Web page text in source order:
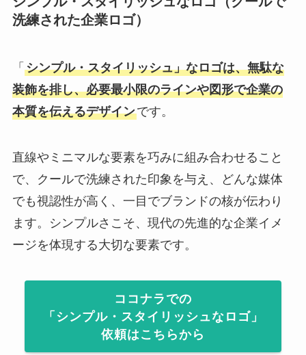
洗練された企業ロゴ）
「 シンプル・スタイリッシュ」なロゴは、無駄な
装飾を排し、必要最小限のラインや図形で企業の
本質を伝えるデザインです。
直線やミニマルな要素を巧みに組み合わせること
で、クールで洗練された印象を与え、どんな媒体
でも視認性が高く、一目でブランドの核が伝わり
ます。シンプルさこそ、現代の先進的な企業イメ
ージを体現する大切な要素です。
ココナラでの
「シンプル・スタイリッシュなロゴ」
依頼はこちらから